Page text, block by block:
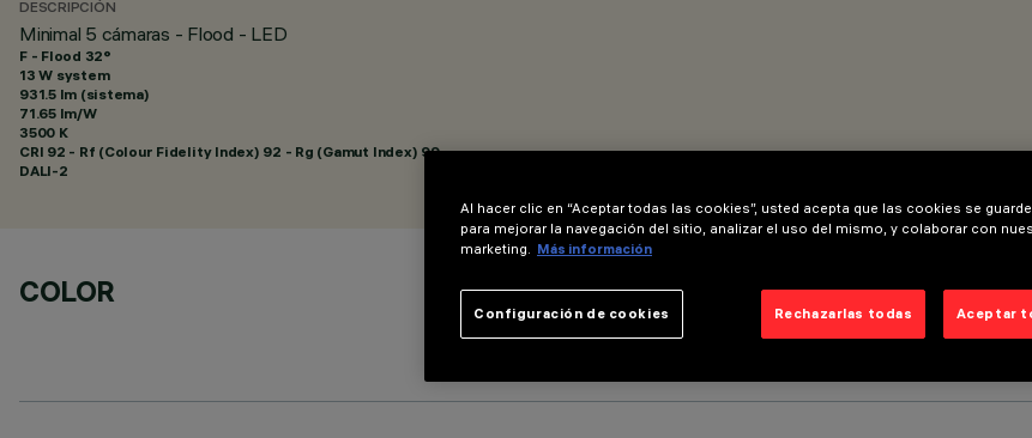
DESCRIPCIÓN
Minimal 5 cámaras - Flood - LED
F - Flood 32°
13 W system
931.5 lm (sistema)
71.65 lm/W
3500 K
CRI 92 - Rf (Colour Fidelity Index) 92 - Rg (Gamut Index) 99
DALI-2
COLOR
Al hacer clic en “Aceptar todas las cookies”, usted acepta que las cookies se
para mejorar la navegación del sitio, analizar el uso del mismo, y colaborar con
marketing. Más información
Rechazarlas todas Aceptar
Configuración de cookies